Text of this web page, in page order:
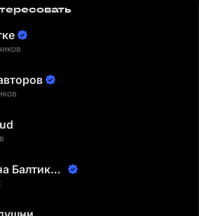
Балтике |